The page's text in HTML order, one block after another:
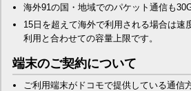
海外91の国・地域でのパケット通信も
15日を超えて海外で利用される場合は速
利用と合わせての容量上限です。
端末のご契約について
ご利用端末がドコモで提供している通信